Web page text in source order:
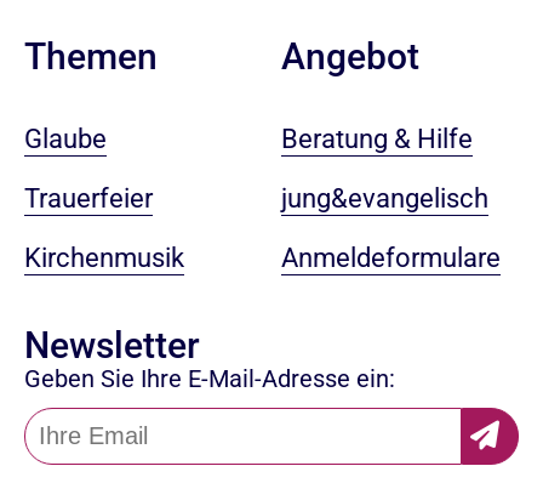
Themen
Glaube
Trauerfeier
Kirchenmusik
Angebot
Beratung & Hilfe
jung&evangelisch
Anmeldeformulare
Newsletter
Geben Sie Ihre E-Mail-Adresse ein: